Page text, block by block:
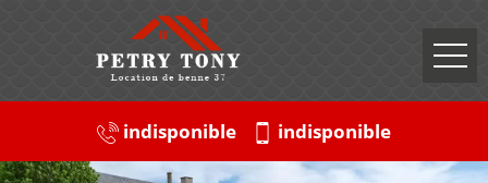
indisponible indisponible